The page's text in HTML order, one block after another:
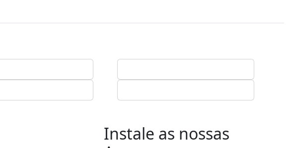
Instale as nossas